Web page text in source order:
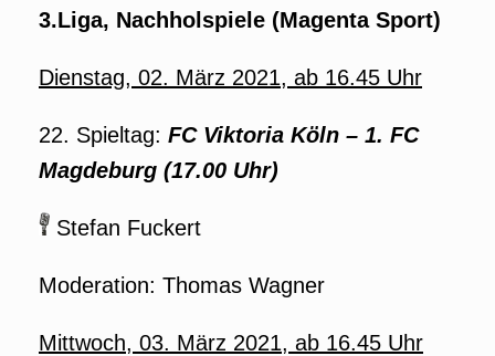
3.Liga, Nachholspiele (Magenta Sport)
Dienstag, 02. März 2021, ab 16.45 Uhr
22. Spieltag: FC Viktoria Köln – 1. FC
Magdeburg (17.00 Uhr)
Stefan Fuckert
Moderation: Thomas Wagner
Mittwoch, 03. März 2021, ab 16.45 Uhr